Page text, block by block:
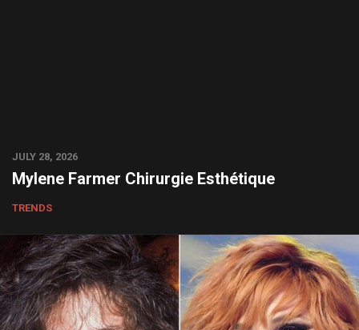
JULY 28, 2026
Mylene Farmer Chirurgie Esthétique
TRENDS